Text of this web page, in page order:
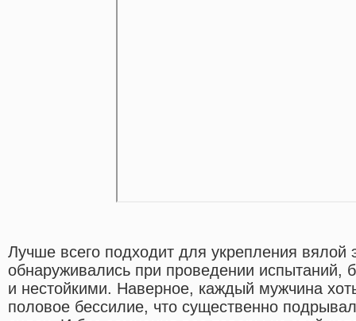
Лучше всего подходит для укрепления вялой
обнаруживались при проведении испытаний,
и нестойкими. Наверное, каждый мужчина
половое бессилие, что существенно